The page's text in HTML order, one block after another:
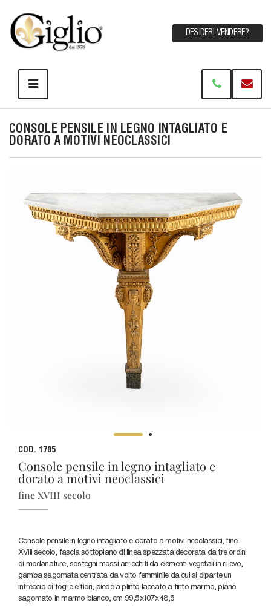
DESIDERI VENDERE?
CONSOLE PENSILE IN LEGNO INTAGLIATO E
DORATO A MOTIVI NEOCLASSICI
COD. 1785
Console pensile in legno intagliato e
dorato a motivi neoclassici
fine XVIII secolo
Console pensile in legno intagliato e dorato a motivi neoclassici, fine
XVIII secolo, fascia sottopiano di linea spezzata decorata da tre ordini
di modanature, sostegni mossi arricchiti da elementi vegetali in rilievo,
gamba sagomata centrata da volto femminile da cui si diparte un
intreccio di foglie e fiori, piede a plinto laccato a finto marmo, piano
sagomato in marmo bianco, cm 99,5x107x48,5